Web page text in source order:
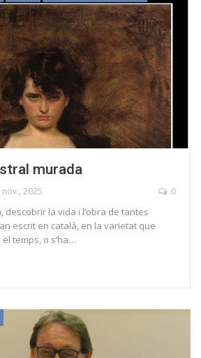
murada
nov., 2025 0
descobrir la vida i l’obra de tantes
escrit en català, en la varietat que
el temps, o s’ha…